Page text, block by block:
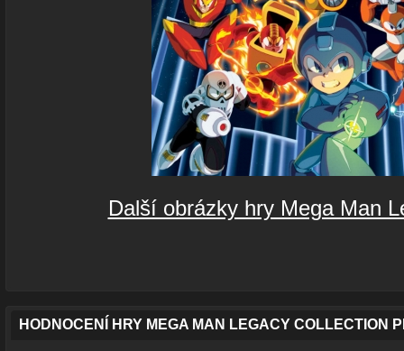
Další obrázky hry Mega Man
HODNOCENÍ HRY MEGA MAN LEGACY COLLECTION